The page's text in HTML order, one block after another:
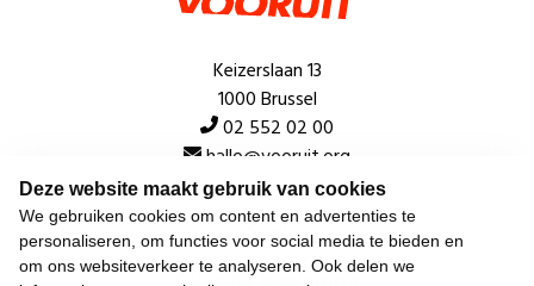
Deze website maakt gebruik van cookies
We gebruiken cookies om content en advertenties te
personaliseren, om functies voor social media te bieden en
om ons websiteverkeer te analyseren. Ook delen we
Keizerslaan 13
1000 Brussel
02 552 02 00
hallo@vooruit.org
Snel